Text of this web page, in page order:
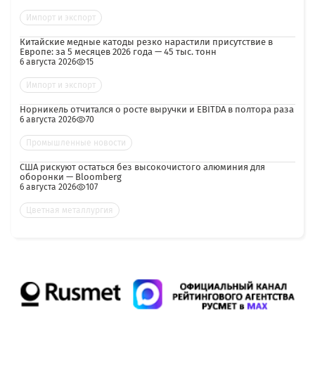
Импорт и экспорт
Китайские медные катоды резко нарастили присутствие в
Европе: за 5 месяцев 2026 года — 45 тыс. тонн
6 августа 2026 15
Импорт и экспорт
Норникель отчитался о росте выручки и EBITDA в полтора раза
6 августа 2026 70
Промышленные новости
США рискуют остаться без высокочистого алюминия для
оборонки — Bloomberg
6 августа 2026 107
Цветная металлургия